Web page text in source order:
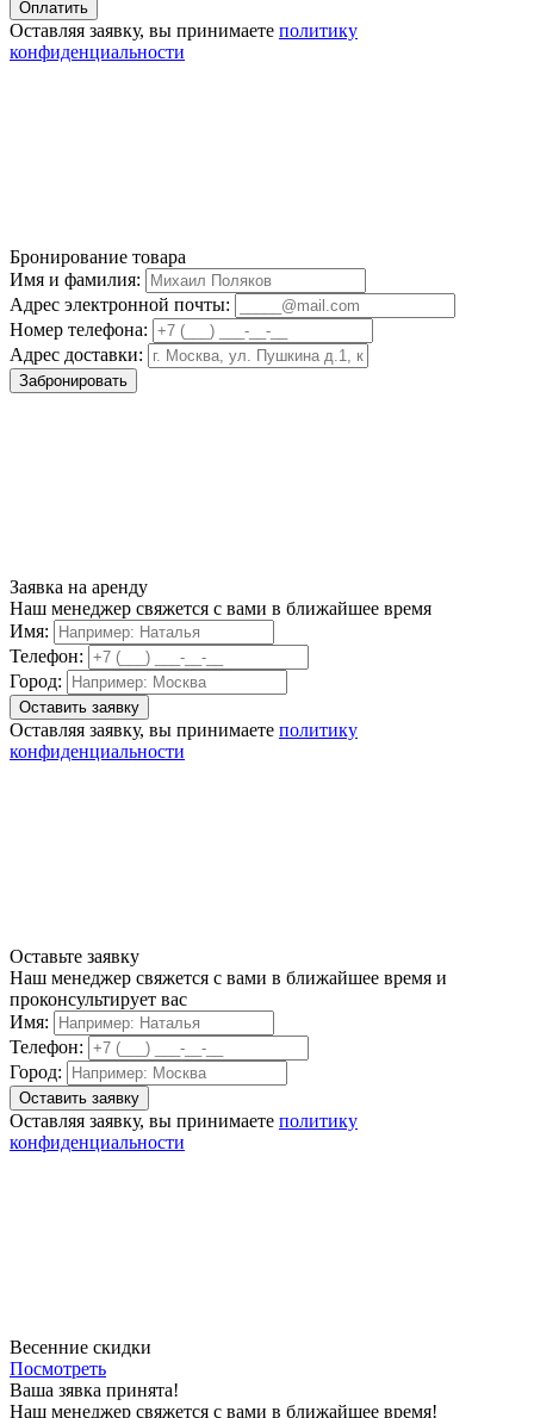
Оставляя заявку, вы принимаете политику
конфиденциальности
Бронирование товара
Имя и фамилия:
Адрес электронной почты:
Номер телефона:
Адрес доставки:
Забронировать
Заявка на аренду
Наш менеджер свяжется с вами в ближайшее время
Имя:
Телефон:
Город:
Оставляя заявку, вы принимаете политику
конфиденциальности
Оставьте заявку
Наш менеджер свяжется с вами в ближайшее время и
проконсультирует вас
Имя:
Телефон:
Город:
Оставляя заявку, вы принимаете политику
конфиденциальности
Весенние скидки
Посмотреть
Ваша зявка принята!
Наш менеджер свяжется с вами в ближайшее время!